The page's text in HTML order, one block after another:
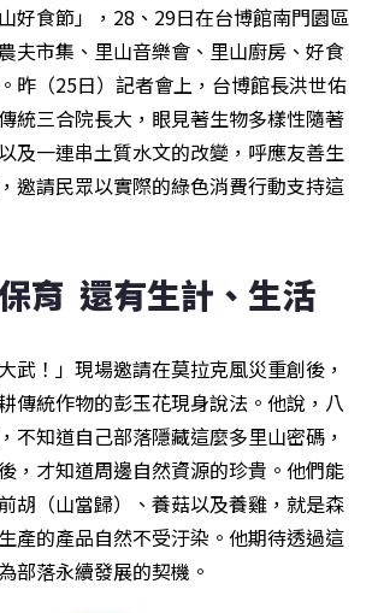
好食節」，28、29日在台博館南門園區
夫市集、里山音樂會、里山廚房、好食
昨（25日）記者會上，台博館長洪世佑
統三合院長大，眼見著生物多樣性隨著
及一連串土質水文的改變，呼應友善生
邀請民眾以實際的綠色消費行動支持這
育  還有生計、生活
武！」現場邀請在莫拉克風災重創後，
傳統作物的彭玉花現身說法。他說，八
不知道自己部落隱藏這麼多里山密碼，
，才知道周邊自然資源的珍貴。他們能
胡（山當歸）、養菇以及養雞，就是森
產的產品自然不受汙染。他期待透過這
部落永續發展的契機。